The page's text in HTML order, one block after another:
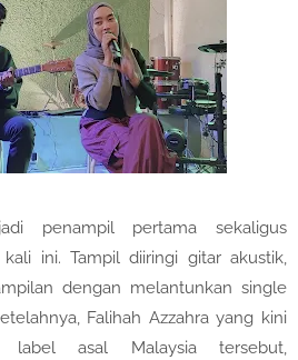
penampil pertama sekaligus
ini. Tampil diiringi gitar akustik,
dengan melantunkan single
Falihah Azzahra yang kini
asal Malaysia tersebut,